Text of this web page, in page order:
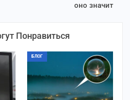
оно значит
Понравиться
БЛОГ